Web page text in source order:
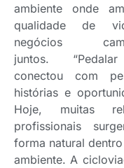
ambiente onde
qualidade de
negócios
juntos.
conectou com
histórias e
Hoje, muitas
profissionais
forma natural
ambiente. A